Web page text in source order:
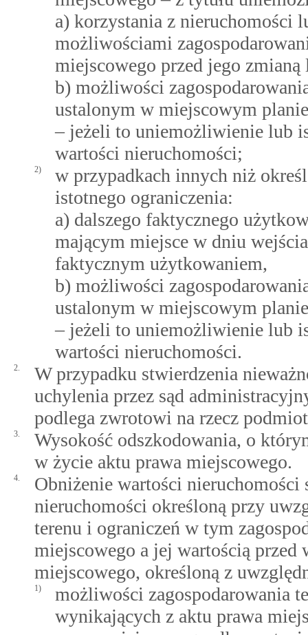
a) korzystania z nieruchomości
możliwościami
miejscowego przed jego zmianą
b) możliwości
ustalonym w miejscowym
– jeżeli to uniemożliwienie lub
wartości nieruchomości;
2)
w przypadkach innych niż
istotnego ograniczenia:
a) dalszego faktycznego
mającym miejsce w dniu
faktycznym użytkowaniem,
b) możliwości
ustalonym w miejscowym
– jeżeli to uniemożliwienie lub
wartości nieruchomości.
2.
W przypadku stwierdzenia
uchylenia przez sąd
podlega zwrotowi na rzecz
3.
Wysokość odszkodowania, o
w życie aktu prawa miejscowego.
4.
Obniżenie wartości
nieruchomości określoną przy
terenu i ograniczeń w tym
miejscowego a jej wartością przed
miejscowego, określoną z
1)
możliwości zagospodarowania
wynikających z aktu prawa